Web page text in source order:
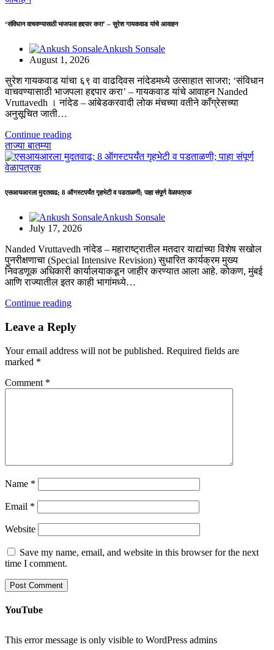
‘संविधान वाचवण्यासाठी भाजपला हद्दपार करा’ – सुरेश गायकवाड यांचे आवाहन
Ankush Sonsale
August 1, 2026
सुरेश गायकवाड यांचा ६९ वा वाढदिवस नांदेडमध्ये उत्साहात साजरा; ‘संविधान
वाचवण्यासाठी भाजपला हद्दपार करा’ – गायकवाड यांचे आवाहन Nanded
Vruttavedh । ​नांदेड – आंबेडकरवादी लोक मंचच्या वतीने काँग्रेसच्या
अनुसूचित जाती…
Continue reading
ताज्या बातम्या
एसआयआरला मुदतवाढ; 8 ऑगस्टपर्यंत गृहभेटी व पडताळणी; पाहा संपूर्ण वेळापत्रक
Ankush Sonsale
July 17, 2026
Nanded Vruttavedh ​नांदेड – महाराष्ट्रातील मतदार याद्यांच्या विशेष सखोल
पुनरीक्षणाचा (Special Intensive Revision) सुधारित कार्यक्रम मुख्य
निवडणूक अधिकारी कार्यालयाकडून जाहीर करण्यात आला आहे. कोकण, मुंबई
आणि राज्यातील इतर काही भागांमध्ये…
Continue reading
Leave a Reply
Your email address will not be published. Required fields are
marked *
Comment *
Name *
Email *
Website
Save my name, email, and website in this browser for the next
time I comment.
YouTube
This error message is only visible to WordPress admins